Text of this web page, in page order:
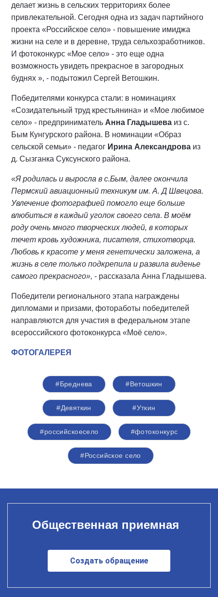
делает жизнь в сельских территориях более
привлекательной. Сегодня одна из задач партийного
проекта «Российское село» - повышение имиджа
жизни на селе и в деревне, труда сельхозработников.
И фотоконкурс «Мое село» - это еще одна
возможность увидеть прекрасное в загородных
буднях », - подытожил Сергей Ветошкин.
Победителями конкурса стали: в номинациях
«Созидательный труд крестьянина» и «Мое любимое
село» - предприниматель Анна Гладышева из с.
Бым Кунгурского района. В номинации «Образ
сельской семьи» - педагог Ирина Александрова из
д. Сызганка Суксунского района.
«Я родилась и выросла в с.Бым, далее окончила
Пермский авиационный техникум им. А. Д Швецова.
Увлечение фотографией помогло еще больше
влюбиться в каждый уголок своего села. В моём
роду очень много творческих людей, в которых
течет кровь художника, писателя, стихотворца.
Любовь к красоте у меня генетически заложена, а
жизнь в селе только подкрепила и развила виденье
самого прекрасного», - рассказала Анна Гладышева.
Победители регионального этапа награждены
дипломами и призами, фотоработы победителей
направляются для участия в федеральном этапе
всероссийского фотоконкурса «Моё село».
ФОТОГАЛЕРЕЯ
#Бреднева #Ветошкин
#Девяткин #Уткин
#российскоесело #фотоконкурс
#Российское село
Общественная приемная
Создать обращение